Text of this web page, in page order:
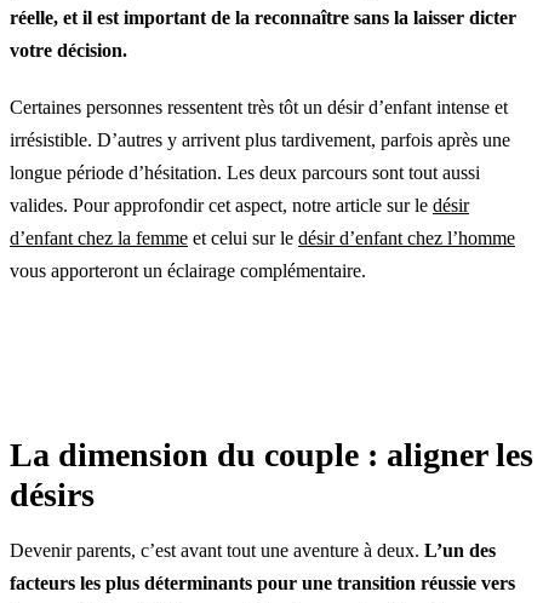
réelle, et il est important de la reconnaître sans la laisser dicter
votre décision.
Certaines personnes ressentent très tôt un désir d’enfant intense et
irrésistible. D’autres y arrivent plus tardivement, parfois après une
longue période d’hésitation. Les deux parcours sont tout aussi
valides. Pour approfondir cet aspect, notre article sur le désir
d’enfant chez la femme et celui sur le désir d’enfant chez l’homme
vous apporteront un éclairage complémentaire.
La dimension du couple : aligner les
désirs
Devenir parents, c’est avant tout une aventure à deux. L’un des
facteurs les plus déterminants pour une transition réussie vers